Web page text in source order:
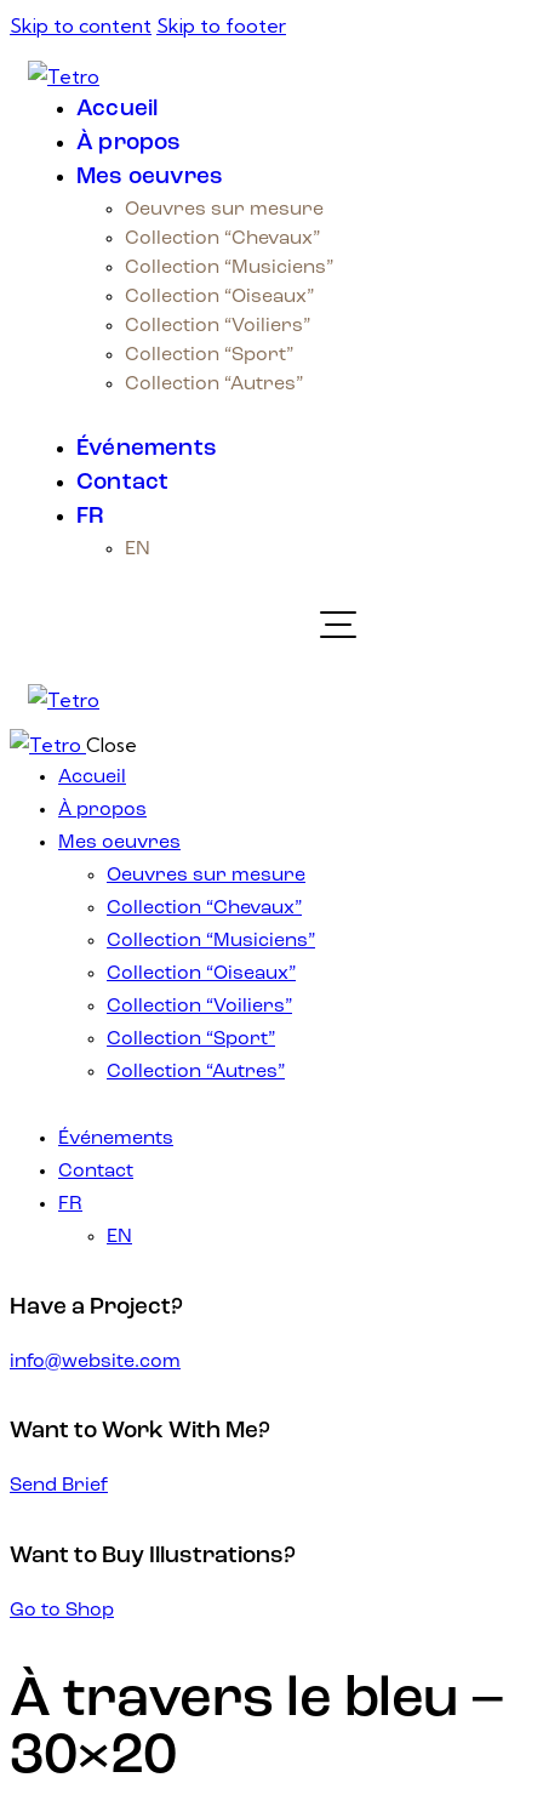
Skip to content Skip to footer
Accueil
À propos
Mes oeuvres
Oeuvres sur mesure
Collection “Chevaux”
Collection “Musiciens”
Collection “Oiseaux”
Collection “Voiliers”
Collection “Sport”
Collection “Autres”
Événements
Contact
FR
EN
Close
Accueil
À propos
Mes oeuvres
Oeuvres sur mesure
Collection “Chevaux”
Collection “Musiciens”
Collection “Oiseaux”
Collection “Voiliers”
Collection “Sport”
Collection “Autres”
Événements
Contact
FR
EN
Have a Project?
info@website.com
Want to Work With Me?
Send Brief
Want to Buy Illustrations?
Go to Shop
À travers le bleu –
30×20